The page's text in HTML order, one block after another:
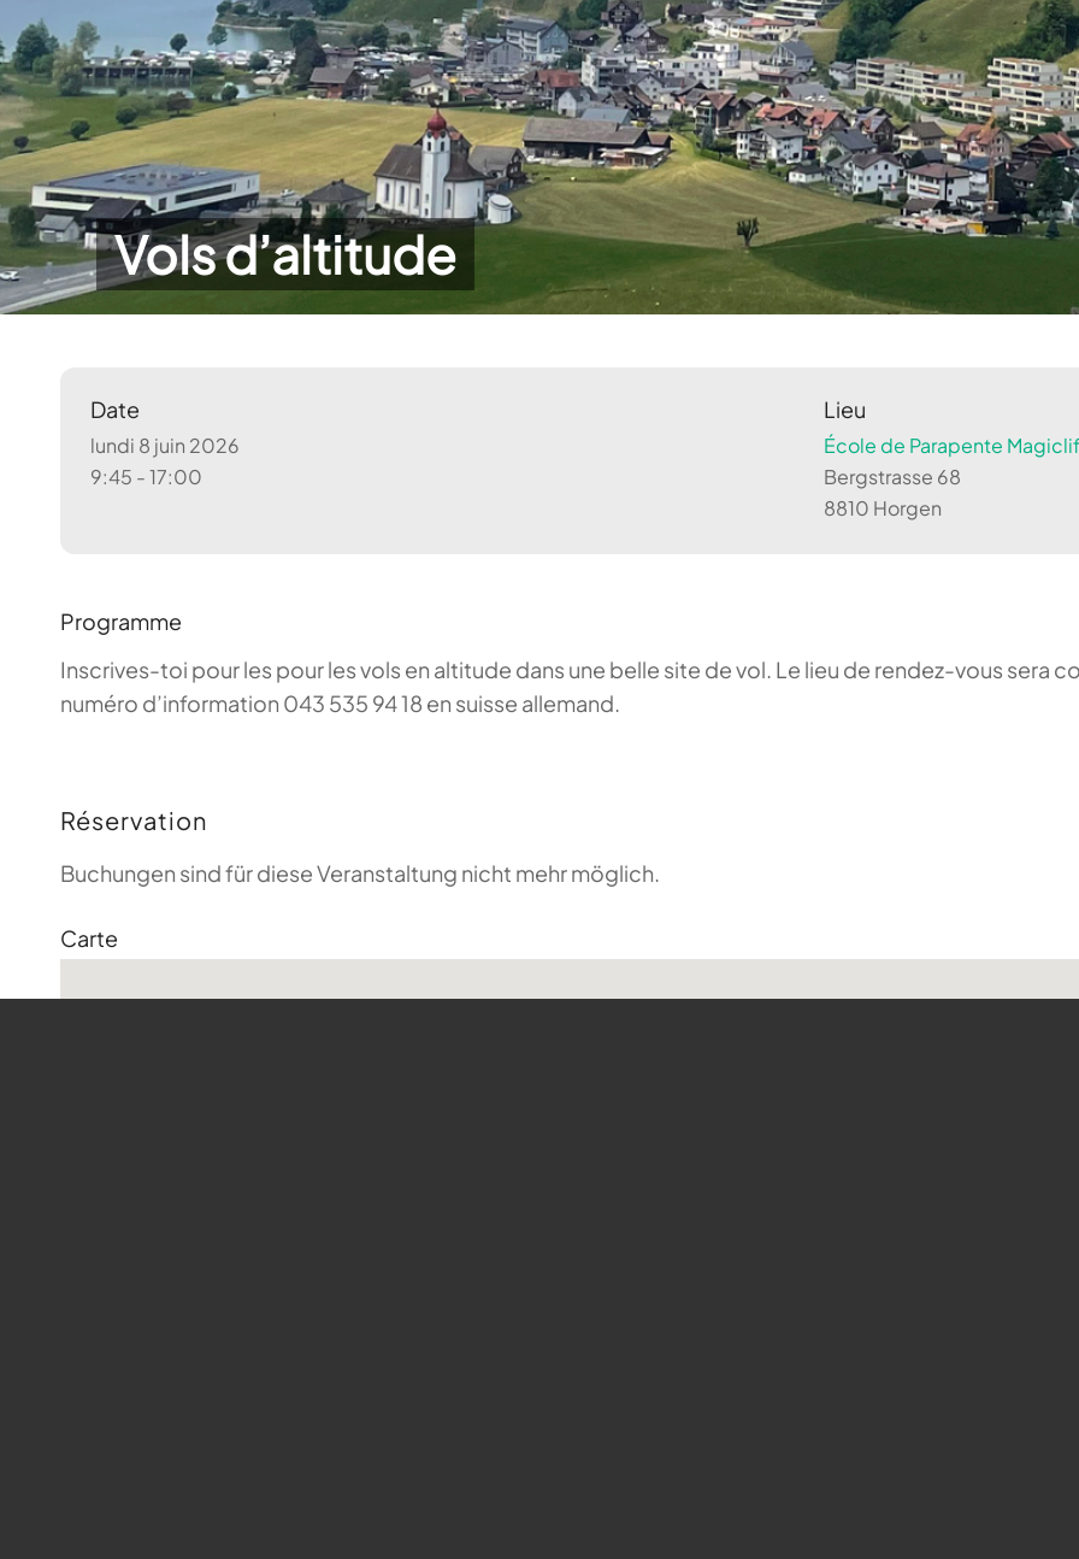
Vols d’altitude
Date
lundi 8 juin 2026
9:45 - 17:00
Lieu
École de Parapente
Bergstrasse 68
8810 Horgen
Programme
Inscrives-toi pour les pour les vols en altitude dans une belle site de vol. Le lieu de rendez-vous sera
numéro d’information 043 535 94 18 en suisse allemand.
Réservation
Buchungen sind für diese Veranstaltung nicht mehr möglich.
Carte